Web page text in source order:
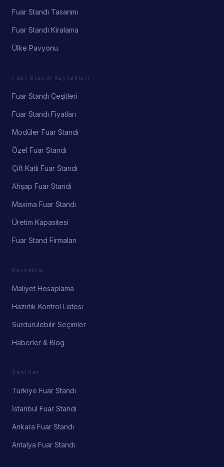
Fuar Standı Tasarımı
Fuar Standı Kiralama
Ülke Pavyonu
Fuar Standı Kaynakları
Fuar Standı Çeşitleri
Fuar Standı Fiyatları
Modüler Fuar Standı
Özel Fuar Standı
Çift Katlı Fuar Standı
Ahşap Fuar Standı
Maxima Fuar Standı
Üretim Kapasitesi
Fuar Stand Firmaları
Kaynaklar
Maliyet Hesaplama
Hazırlık Kontrol Listesi
Sürdürülebilir Seçimler
Haberler & Blog
Şehirler
Türkiye Fuar Standı
İstanbul Fuar Standı
Ankara Fuar Standı
Antalya Fuar Standı